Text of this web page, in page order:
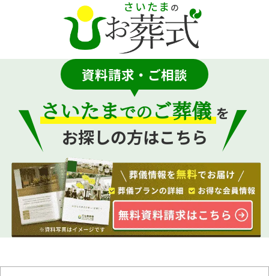
資料請求・ご相談
さいたまでのご葬儀を
お探しの方はこちら